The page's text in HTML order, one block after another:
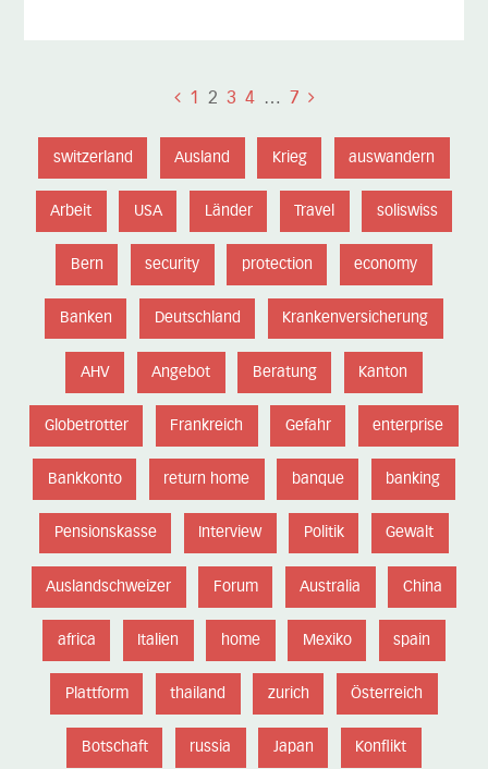
1 2 3 4 … 7
switzerland Ausland Krieg auswandern
Arbeit USA Länder Travel soliswiss
Bern security protection economy
Banken Deutschland Krankenversicherung
AHV Angebot Beratung Kanton
Globetrotter Frankreich Gefahr enterprise
Bankkonto return home banque banking
Pensionskasse Interview Politik Gewalt
Auslandschweizer Forum Australia China
africa Italien home Mexiko spain
Plattform thailand zurich Österreich
Botschaft russia Japan Konflikt